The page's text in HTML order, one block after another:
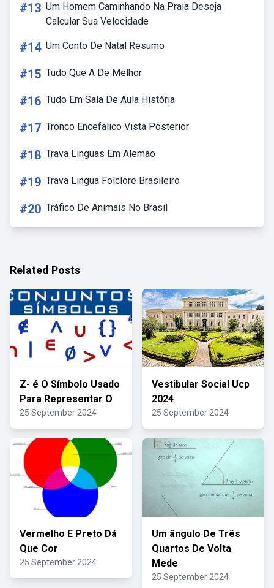
#13 Um Homem Caminhando Na Praia Deseja
Calcular Sua Velocidade
#14 Um Conto De Natal Resumo
#15 Tudo Que A De Melhor
#16 Tudo Em Sala De Aula História
#17 Tronco Encefalico Vista Posterior
#18 Trava Linguas Em Alemão
#19 Trava Lingua Folclore Brasileiro
#20 Tráfico De Animais No Brasil
Related Posts
Z- é O Símbolo Usado
Para Representar O
25 September 2024
Vestibular Social Ucp
2024
25 September 2024
Vermelho E Preto Dá
Que Cor
25 September 2024
Um ângulo De Três
Quartos De Volta
Mede
25 September 2024